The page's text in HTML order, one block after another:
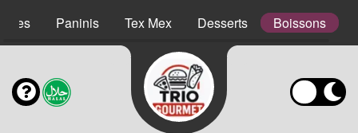
Paninis Tex Mex Desserts Boissons